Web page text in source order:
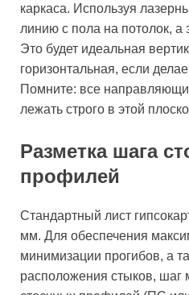
каркаса. Используя
линию с пола на потолок, а
Это будет идеальная
горизонтальная, если
Помните: все
лежать строго в этой
Разметка шага
профилей
Стандартный лист
мм. Для обеспечения
минимизации прогибов, а
расположения стыков, шаг